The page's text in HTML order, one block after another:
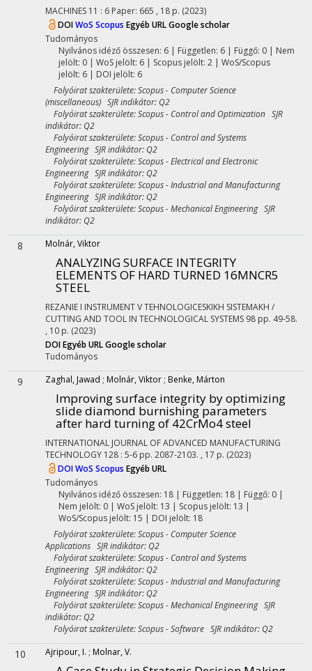
MACHINES 11 : 6 Paper: 665 , 18 p. (2023)
DOIWoS Scopus Egyéb URLGoogle scholar
Tudományos
Nyilvános idéző összesen: 6| Független: 6 | Függő: 0 | Nem
jelölt: 0 | WoS jelölt: 6 | Scopus jelölt: 2 | WoS/Scopus
jelölt: 6 | DOI jelölt: 6
Folyóirat szakterülete: Scopus - Computer Science
(miscellaneous) SJR indikátor: Q2
Folyóirat szakterülete: Scopus - Control and Optimization SJR
indikátor: Q2
Folyóirat szakterülete: Scopus - Control and Systems
Engineering SJR indikátor: Q2
Folyóirat szakterülete: Scopus - Electrical and Electronic
Engineering SJR indikátor: Q2
Folyóirat szakterülete: Scopus - Industrial and Manufacturing
Engineering SJR indikátor: Q2
Folyóirat szakterülete: Scopus - Mechanical Engineering SJR
indikátor: Q2
8 Molnár, Viktor
ANALYZING SURFACE INTEGRITY
ELEMENTS OF HARD TURNED 16MNCR5
STEEL
REZANIE I INSTRUMENT V TEHNOLOGICESKIKH SISTEMAKH /
CUTTING AND TOOL IN TECHNOLOGICAL SYSTEMS 98 pp. 49-58.
, 10 p. (2023)
DOIEgyéb URLGoogle scholar
Tudományos
9 Zaghal, Jawad ; Molnár, Viktor ; Benke, Márton
Improving surface integrity by optimizing
slide diamond burnishing parameters
after hard turning of 42CrMo4 steel
INTERNATIONAL JOURNAL OF ADVANCED MANUFACTURING
TECHNOLOGY 128 : 5-6 pp. 2087-2103. , 17 p. (2023)
DOIWoS Scopus Egyéb URL
Tudományos
Nyilvános idéző összesen: 18| Független: 18 | Függő: 0 |
Nem jelölt: 0 | WoS jelölt: 13 | Scopus jelölt: 13 |
WoS/Scopus jelölt: 15 | DOI jelölt: 18
Folyóirat szakterülete: Scopus - Computer Science
Applications SJR indikátor: Q2
Folyóirat szakterülete: Scopus - Control and Systems
Engineering SJR indikátor: Q2
Folyóirat szakterülete: Scopus - Industrial and Manufacturing
Engineering SJR indikátor: Q2
Folyóirat szakterülete: Scopus - Mechanical Engineering SJR
indikátor: Q2
Folyóirat szakterülete: Scopus - Software SJR indikátor: Q2
10 Ajripour, I. ; Molnar, V.